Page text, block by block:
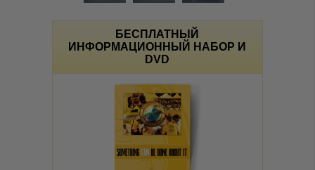
БЕСПЛАТНЫЙ
ИНФОРМАЦИОННЫЙ НАБОР И
DVD